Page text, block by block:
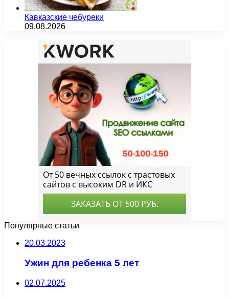
Кавказские чебуреки
09.08.2026
Популярные статьи
20.03.2023
Ужин для ребенка 5 лет
02.07.2025